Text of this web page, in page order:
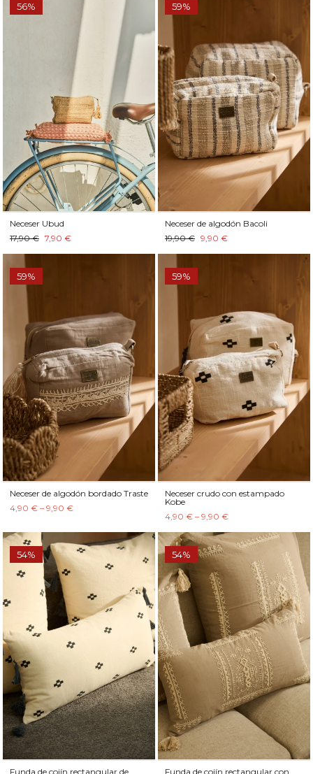
56%
Neceser Ubud
17,90 € 7,90 €
59%
Neceser de algodón Bacoli
19,90 € 9,90 €
59%
Neceser de algodón bordado Traste
4,90 € – 9,90 €
59%
Neceser crudo con estampado
Kobe
4,90 € – 9,90 €
54%
Funda de cojín rectangular de
54%
Funda de cojín rectangular con